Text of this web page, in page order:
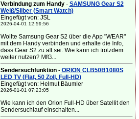
Verbindung zum Handy- SAMSUNG Gear S2
Weiß/Silber (Smart Watch)
Eingefügt von: JSL
2026-04-01 12:59:56
Wollte Samsung Gear S2 über die App "WEAR"
mit dem Handy verbinden und erhalte die Info,
dass Gear S2 zu alt sei. Wie kann ich trotzdem
weiter nutzen? MfG...
Sendersuchfunktion- ORION CLB50B1080S
LED TV (Flat, 50 Zoll, Full-HD)
Eingefügt von: Helmut Bäumler
2026-01-01 07:23:05
Wie kann ich den Orion Full-HD über Satellit den
Sendersuchlauf einschalten...